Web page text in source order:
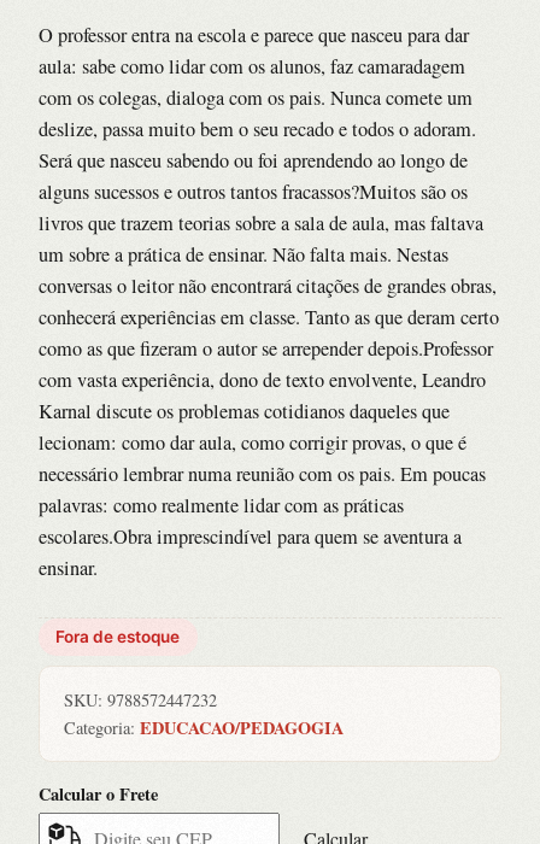
O professor entra na escola e parece que nasceu para dar
aula: sabe como lidar com os alunos, faz camaradagem
com os colegas, dialoga com os pais. Nunca comete um
deslize, passa muito bem o seu recado e todos o adoram.
Será que nasceu sabendo ou foi aprendendo ao longo de
alguns sucessos e outros tantos fracassos?Muitos são os
livros que trazem teorias sobre a sala de aula, mas faltava
um sobre a prática de ensinar. Não falta mais. Nestas
conversas o leitor não encontrará citações de grandes obras,
conhecerá experiências em classe. Tanto as que deram certo
como as que fizeram o autor se arrepender depois.Professor
com vasta experiência, dono de texto envolvente, Leandro
Karnal discute os problemas cotidianos daqueles que
lecionam: como dar aula, como corrigir provas, o que é
necessário lembrar numa reunião com os pais. Em poucas
palavras: como realmente lidar com as práticas
escolares.Obra imprescindível para quem se aventura a
ensinar.
Fora de estoque
SKU: 9788572447232
Categoria: EDUCACAO/PEDAGOGIA
Calcular o Frete
Calcular